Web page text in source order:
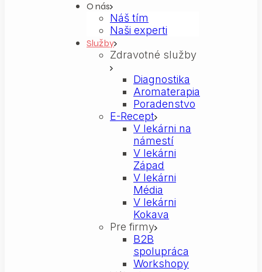
O nás
Náš tím
Naši experti
Služby
Zdravotné služby
Diagnostika
Aromaterapia
Poradenstvo
E-Recept
V lekárni na
námestí
V lekárni
Západ
V lekárni
Média
V lekárni
Kokava
Pre firmy
B2B
spolupráca
Workshopy